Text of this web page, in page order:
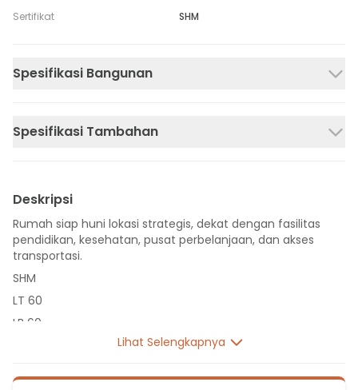
Sertifikat SHM
Spesifikasi Bangunan
Spesifikasi Tambahan
Deskripsi
Rumah siap huni lokasi strategis, dekat dengan fasilitas
pendidikan, kesehatan, pusat perbelanjaan, dan akses
transportasi.
SHM
LT 60
LB 60
Lihat Selengkapnya